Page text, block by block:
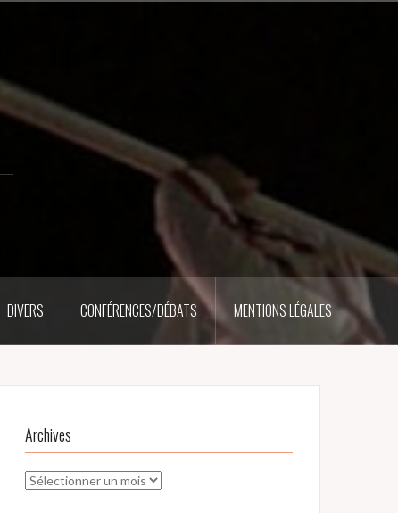
DIVERS CONFÉRENCES/DÉBATS MENTIONS LÉGALES
Archives
Archives